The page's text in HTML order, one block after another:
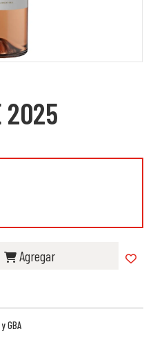
2025
Agregar
GBA